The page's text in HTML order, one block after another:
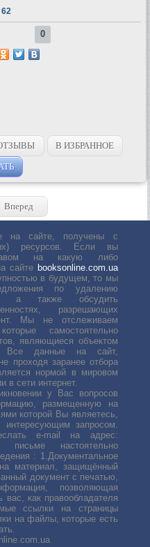
62
0
В ИЗБРАННОЕ
Вперед
на сайте, получены с
ресурсов. Если вы
на какую либо
сайте booksonline.com.ua
в будущем, то мы
по удалению
а также обсудить
разрешающих
Мы не отслеживаем
самостоятельно
являющиеся объектом
Все данные на сайт,
проходя заранее отбора
нормой в мировом
в сети интернет.
у Вас вопросов
размещенную на
которой Вы являетесь,
запросом.
е-mail на адрес:
настоятельно
: 1.Документальное
материал, защищённый
документ с печатью,
позволяющая
вас, как правообладателя
ссылки на страницы
на файлы, которые есть